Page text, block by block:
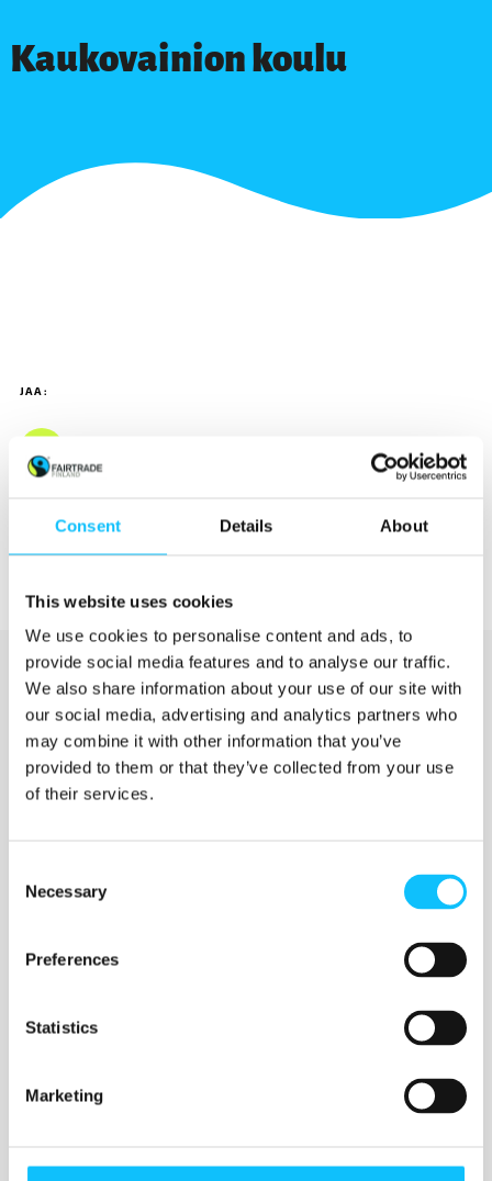
Consent Details About
This website uses cookies
We use cookies to personalise content and ads, to
provide social media features and to analyse our traffic.
We also share information about your use of our site with
our social media, advertising and analytics partners who
may combine it with other information that you’ve
provided to them or that they’ve collected from your use
of their services.
Selection
Necessary
Preferences
Statistics
Marketing
Kaukovainion koulu
JAA:
Katso myös
Jyväskylän ammattikorkeakoulu
Nurmijärven seurakunta